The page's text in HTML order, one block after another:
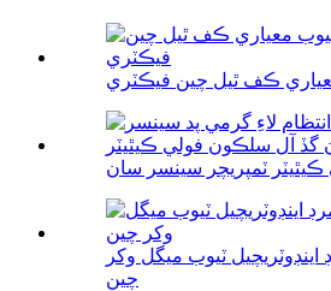
معياري ڪف ٿيل چين فيڪٽري
ٽيوب ميگل وکر
چين